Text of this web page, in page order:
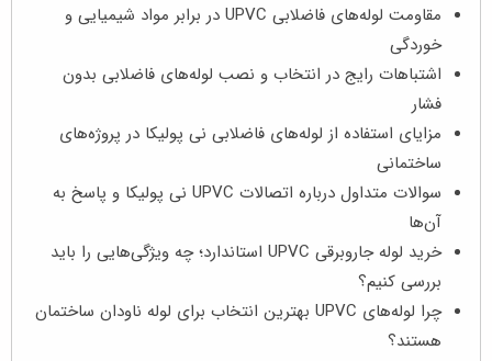
مقاومت لوله‌های فاضلابی UPVC در برابر مواد شیمیایی و
خوردگی
اشتباهات رایج در انتخاب و نصب لوله‌های فاضلابی بدون
فشار
مزایای استفاده از لوله‌های فاضلابی نی پولیکا در پروژه‌های
ساختمانی
سوالات متداول درباره اتصالات UPVC نی پولیکا و پاسخ به
آن‌ها
خرید لوله جاروبرقی UPVC استاندارد؛ چه ویژگی‌هایی را باید
بررسی کنیم؟
چرا لوله‌های UPVC بهترین انتخاب برای لوله ناودان ساختمان
هستند؟